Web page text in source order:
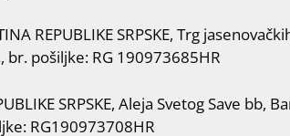
REPUBLIKE SRPSKE, Trg
br. pošiljke: RG 190973685HR
SRPSKE, Aleja Svetog Save bb,
RG190973708HR